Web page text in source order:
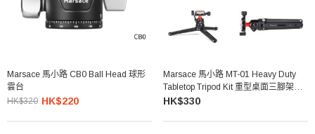
Marsace 馬小路 CB0 Ball Head 球形
雲台
HK$320 HK$220
Marsace 馬小路 MT-01 Heavy Duty
Tabletop Tripod Kit 重型桌面三腳架套
裝
HK$330